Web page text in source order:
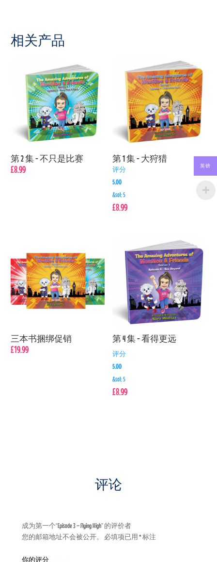
相关产品
第 2 集 - 不只是比赛
£8.99
第 1 集 - 大狩猎
评分
5.00
&sol; 5
£8.99
三本书捆绑促销
£19.99
第 4 集 - 看得更远
评分
5.00
&sol; 5
£8.99
评论
成为第一个“Episode 3 – Flying High” 的评价者
您的邮箱地址不会被公开。
必填项已用 *标注
你的评分
英镑